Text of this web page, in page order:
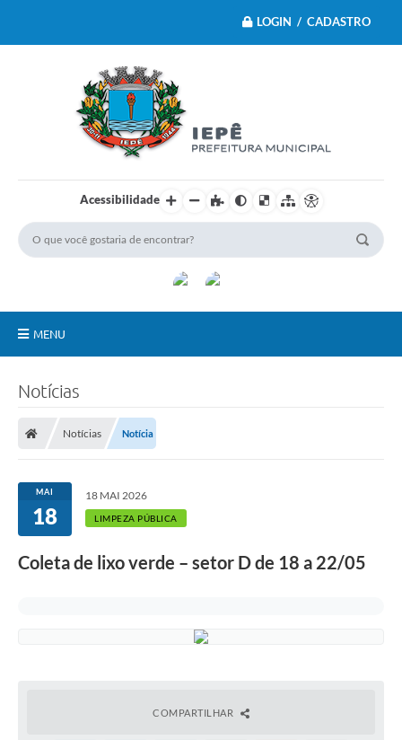
LOGIN / CADASTRO
Acessibilidade
MENU
Serviços Públicos
Carta de Serviços
Notícias
Notícias Notícia
MAI
18
18 MAI 2026
LIMPEZA PÚBLICA
Coleta de lixo verde – setor D de 18 a 22/05
COMPARTILHAR